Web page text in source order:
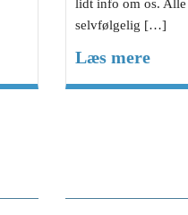
lidt info om os.
selvfølgelig […]
Læs mere